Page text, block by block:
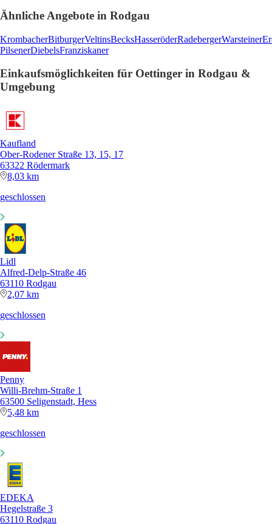
Ähnliche Angebote in Rodgau
KrombacherBitburgerVeltinsBecksHasseröderRadebergerWarsteiner
PilsenerDiebelsFranziskaner
Einkaufsmöglichkeiten für Oettinger in Rodgau &
Umgebung
Kaufland
Ober-Rodener Straße 13, 15, 17
63322 Rödermark
8,03 km
geschlossen
Lidl
Alfred-Delp-Straße 46
63110 Rodgau
2,07 km
geschlossen
Penny
Willi-Brehm-Straße 1
63500 Seligenstadt, Hess
5,48 km
geschlossen
EDEKA
Hegelstraße 3
63110 Rodgau